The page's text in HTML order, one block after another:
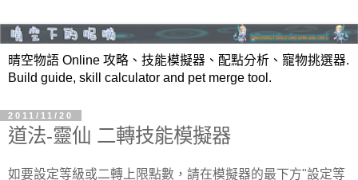
晴空物語 Online 攻略、技能模擬器、配點分析、寵物挑選器.
Build guide, skill calculator and pet merge tool.
2011/11/20
道法-靈仙 二轉技能模擬器
如要設定等級或二轉上限點數，請在模擬器的最下方"設定等